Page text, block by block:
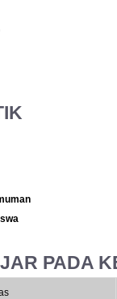
PADA